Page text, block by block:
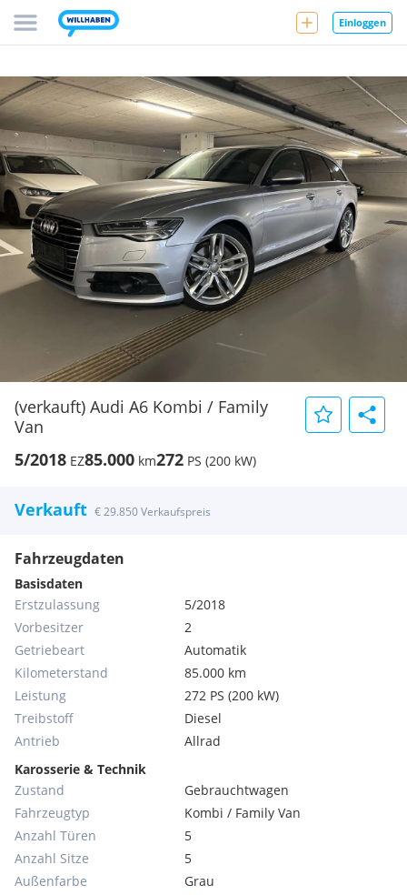
Einloggen
(verkauft) Audi A6 Kombi / Family
Van
5/2018 EZ85.000 km272 PS (200 kW)
Verkauft € 29.850 Verkaufspreis
Fahrzeugdaten
Basisdaten
Erstzulassung
5/2018
Vorbesitzer
2
Getriebeart
Automatik
Kilometerstand
85.000 km
Leistung
272 PS (200 kW)
Treibstoff
Diesel
Antrieb
Allrad
Karosserie & Technik
Zustand
Gebrauchtwagen
Fahrzeugtyp
Kombi / Family Van
Anzahl Türen
5
Anzahl Sitze
5
Außenfarbe
Grau